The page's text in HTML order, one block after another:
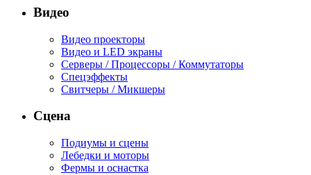
Видео
Видео проекторы
Видео и LED экраны
Серверы / Процессоры / Коммутаторы
Спецэффекты
Свитчеры / Микшеры
Сцена
Подиумы и сцены
Лебедки и моторы
Фермы и оснастка